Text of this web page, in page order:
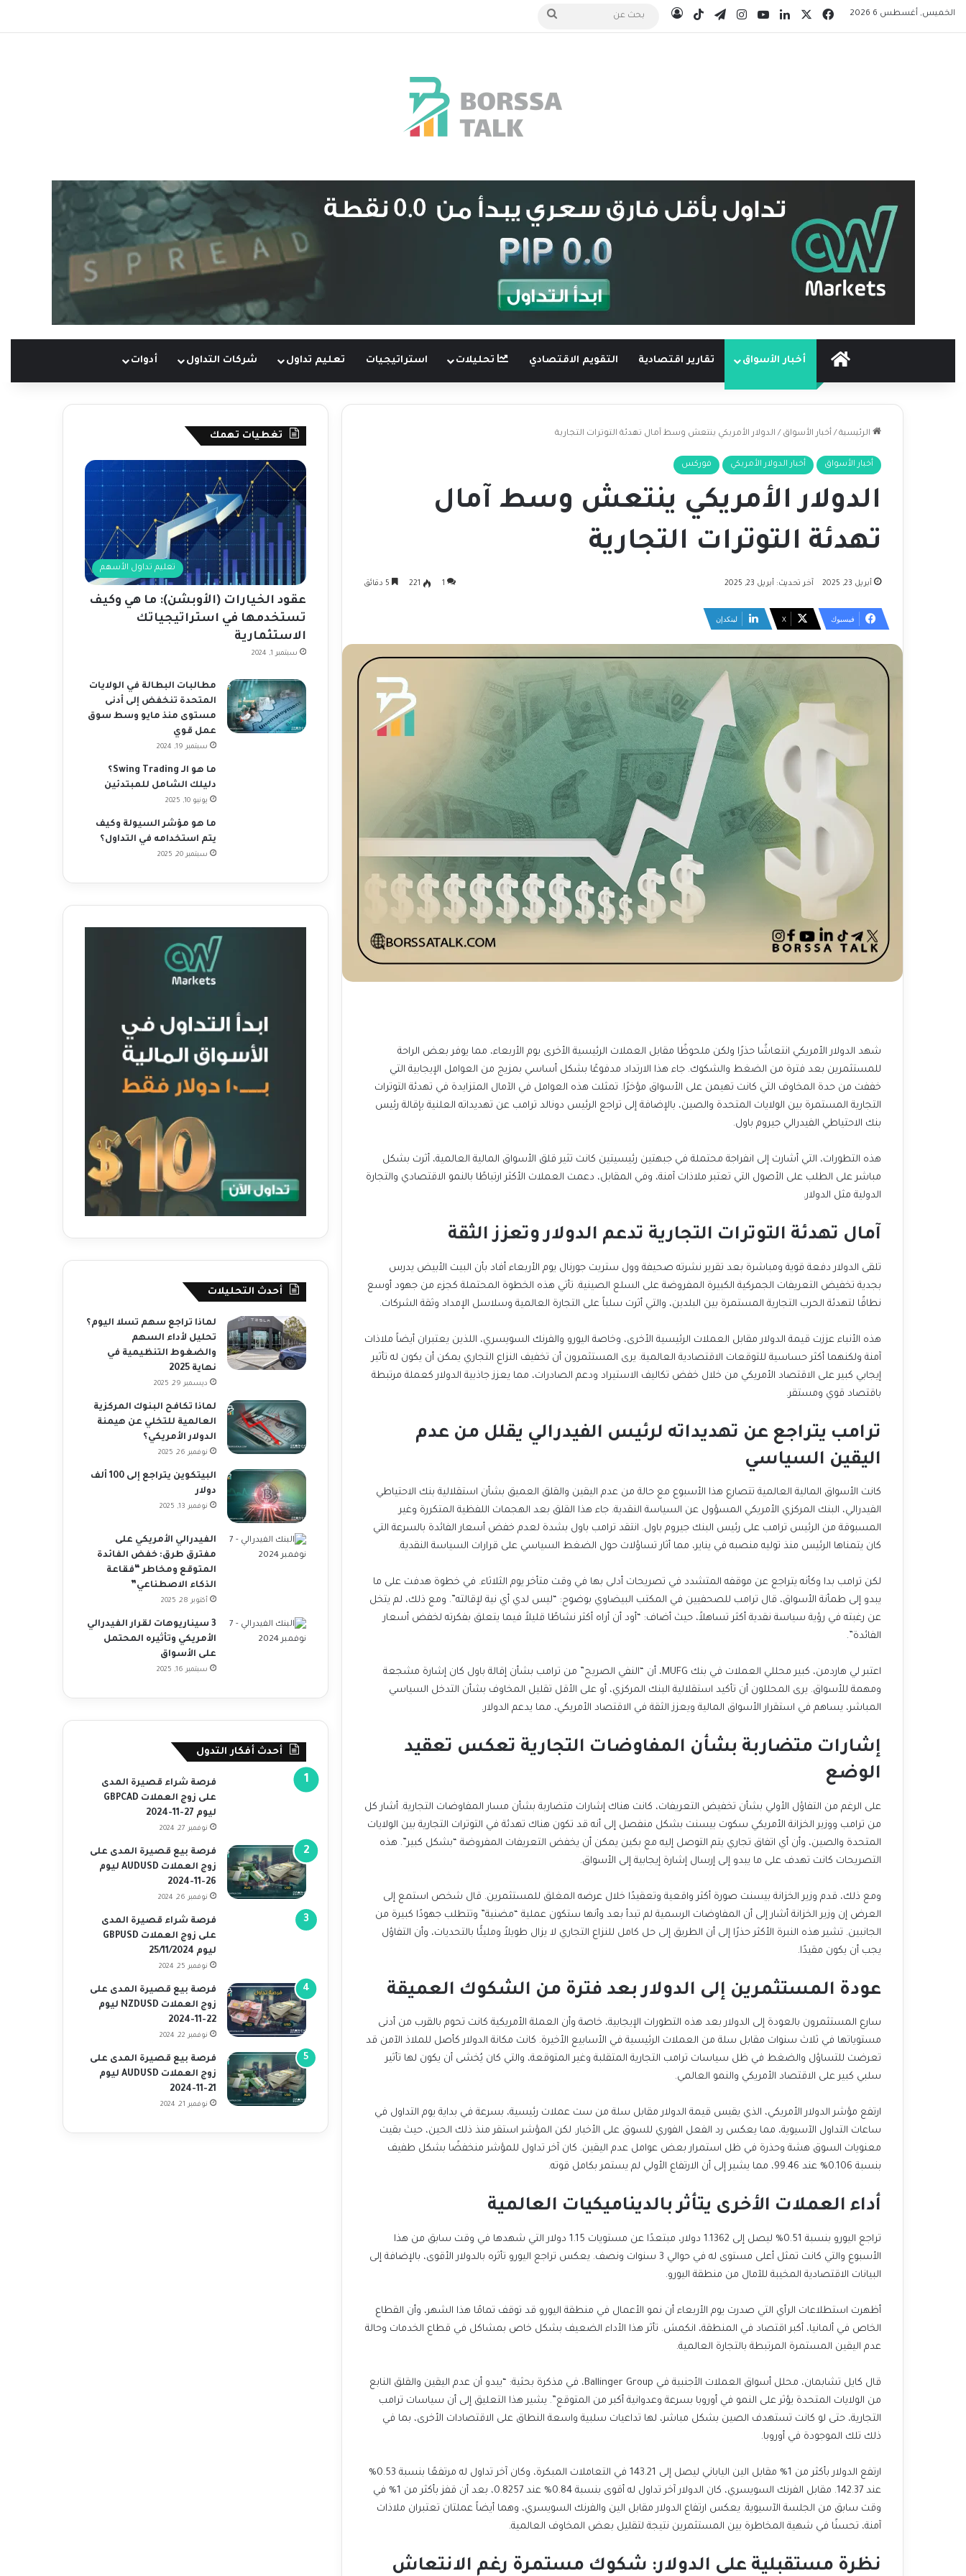
الخميس, أغسطس 6 2026 فيسبوك لينكدإن‫YouTubeانستقرامتيلقرام‫TikTokتسجيل الدخول
الرئيسيةأخبار الأسواق تقارير اقتصادية التقويم الاقتصادي تحليلات استراتيجيات تعليم تداول شركات التداول أدوات
الرئيسية / أخبار الأسواق / الدولار الأمريكي ينتعش وسط آمال تهدئة التوترات التجارية
أخبار الأسواق أخبار الدولار الأمريكي فوركس
الدولار الأمريكي ينتعش وسط آمال
تهدئة التوترات التجارية
أبريل 23, 2025 آخر تحديث: أبريل 23, 2025 1
221
فيسبوك ‫X لينكدإن
بنك الاحتياطي الفيدرالي جيروم باول.
الدولية مثل الدولار.
آمال تهدئة التوترات التجارية تدعم الدولار وتعزز الثقة
نطاقًا لتهدئة الحرب التجارية المستمرة بين البلدين، والتي أثرت سلباً على التجارة العالمية وسلاسل الإمداد وثقة الشركات.
باقتصاد قوي ومستقر.
اليقين السياسي
الفيدرالي، البنك المركزي الأمريكي المسؤول عن السياسة النقدية. جاء هذا القلق بعد الهجمات اللفظية المتكررة وغير
كان يتمناها الرئيس منذ توليه منصبه في يناير، مما أثار تساؤلات حول الضغط السياسي على قرارات السياسة النقدية.
عن رغبته في رؤية سياسة نقدية أكثر تساهلاً، حيث أضاف: “أود أن أراه أكثر نشاطًا قليلاً فيما يتعلق بفكرته لخفض أسعار
الفائدة”.
المباشر، يساهم في استقرار الأسواق المالية ويعزز الثقة في الاقتصاد الأمريكي، مما يدعم الدولار.
الوضع
التصريحات كانت تهدف على ما يبدو إلى إرسال إشارة إيجابية إلى الأسواق.
يجب أن يكون مقيدًا.
عودة المستثمرين إلى الدولار بعد فترة من الشكوك العميقة
تعرضت للتساؤل والضغط في ظل سياسات ترامب التجارية المتقلبة وغير المتوقعة، والتي كان يُخشى أن يكون لها تأثير
سلبي كبير على الاقتصاد الأمريكي والنمو العالمي.
بنسبة 0.106% عند 99.46، مما يشير إلى أن الارتفاع الأولي لم يستمر بكامل قوته.
أداء العملات الأخرى يتأثر بالديناميكيات العالمية
البيانات الاقتصادية المخيبة للآمال من منطقة اليورو.
عدم اليقين المستمرة المرتبطة بالتجارة العالمية.
ذلك تلك الموجودة في أوروبا.
آمنة، تحسنًا في شهية المخاطرة بين المستثمرين نتيجة لتقليل بعض المخاوف العالمية.
نظرة مستقبلية على الدولار: شكوك مستمرة رغم الانتعاش
تغطيات تهمك
تعليم تداول الأسهم
عقود الخيارات (الأوبشن): ما هي وكيف
تستخدمها في استراتيجياتك
الاستثمارية
سبتمبر 1, 2024
مطالبات البطالة في الولايات
المتحدة تنخفض إلى أدنى
مستوى منذ مايو وسط سوق
عمل قوي
سبتمبر 19, 2024
ما هو الـ Swing Trading؟
دليلك الشامل للمبتدئين
يونيو 10, 2025
ما هو مؤشر السيولة وكيف
يتم استخدامه في التداول؟
سبتمبر 20, 2025
أحدث التحليلات
لماذا تراجع سهم تسلا اليوم؟
تحليل لأداء السهم
والضغوط التنظيمية في
نهاية 2025
ديسمبر 29, 2025
لماذا تكافح البنوك المركزية
العالمية للتخلي عن هيمنة
الدولار الأمريكي؟
نوفمبر 26, 2025
البيتكوين يتراجع إلى 100 ألف
دولار
نوفمبر 13, 2025
الفيدرالي الأمريكي على
مفترق طرق: خفض الفائدة
المتوقع ومخاطر “فقاعة
الذكاء الاصطناعي”
أكتوبر 28, 2025
3 سيناريوهات لقرار الفيدرالي
الأمريكي وتأثيره المحتمل
على الأسواق
سبتمبر 16, 2025
أحدث أفكار التدول
فرصة شراء قصيرة المدى
على زوج العملات GBPCAD
ليوم 27-11-2024
نوفمبر 27, 2024
فرصة بيع قصيرة المدى على
زوج العملات AUDUSD ليوم
26-11-2024
نوفمبر 26, 2024
فرصة شراء قصيرة المدى
على زوج العملات GBPUSD
ليوم 25/11/2024
نوفمبر 25, 2024
فرصة بيع قصيرة المدى على
زوج العملات NZDUSD ليوم
22-11-2024
نوفمبر 22, 2024
فرصة بيع قصيرة المدى على
زوج العملات AUDUSD ليوم
21-11-2024
نوفمبر 21, 2024